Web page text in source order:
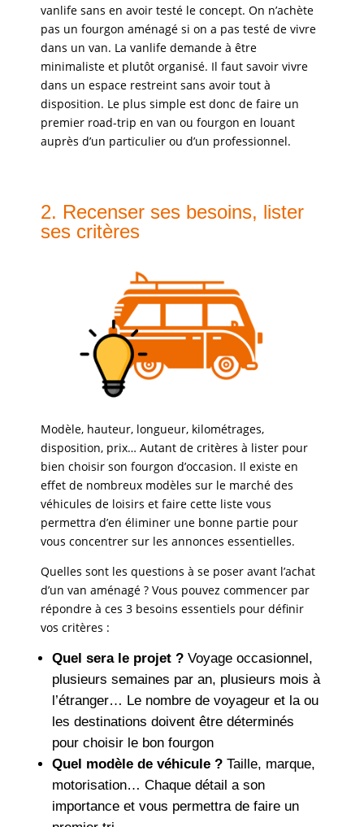
vanlife sans en avoir testé le concept. On n’achète
pas un fourgon aménagé si on a pas testé de vivre
dans un van. La vanlife demande à être
minimaliste et plutôt organisé. Il faut savoir vivre
dans un espace restreint sans avoir tout à
disposition. Le plus simple est donc de faire un
premier road-trip en van ou fourgon en louant
auprès d’un particulier ou d’un professionnel.
2. Recenser ses besoins, lister
ses critères
Modèle, hauteur, longueur, kilométrages,
disposition, prix… Autant de critères à lister pour
bien choisir son fourgon d’occasion. Il existe en
effet de nombreux modèles sur le marché des
véhicules de loisirs et faire cette liste vous
permettra d’en éliminer une bonne partie pour
vous concentrer sur les annonces essentielles.
Quelles sont les questions à se poser avant l’achat
d’un van aménagé ? Vous pouvez commencer par
répondre à ces 3 besoins essentiels pour définir
vos critères :
Quel sera le projet ?Voyage occasionnel,
plusieurs semaines par an, plusieurs mois à
l’étranger… Le nombre de voyageur et la ou
les destinations doivent être déterminés
pour choisir le bon fourgon
Quel modèle de véhicule ?Taille, marque,
motorisation… Chaque détail a son
importance et vous permettra de faire un